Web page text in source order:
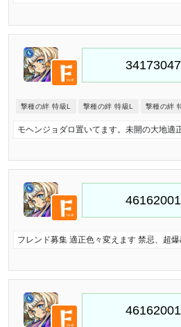
撃種の絆 特級L 撃種の絆 特級L 撃種の絆
モヘンジョダロ置いてます。未開の大地適
フレンド募集 適正色々変えます 禁忌、超